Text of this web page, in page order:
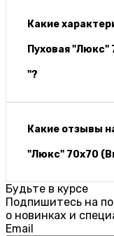
Какие
Пуховая
"?
Какие отзывы
"Люкс" 70х70
Будьте в курсе
Подпишитесь на
о новинках и
Email